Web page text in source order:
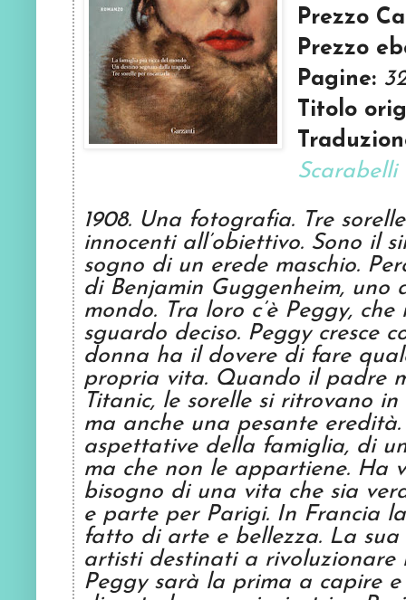
Prezzo
Prezzo
Pagine:
Titolo
Scarabelli
1908. Una fotografia. Tre
innocenti all’obiettivo. Sono il
sogno di un erede maschio.
di Benjamin Guggenheim, uno
mondo. Tra loro c’è Peggy,
sguardo deciso. Peggy cresce
donna ha il dovere di fare
propria vita. Quando il padre
Titanic, le sorelle si ritrovano
ma anche una pesante
aspettative della famiglia, di
ma che non le appartiene. Ha
bisogno di una vita che sia
e parte per Parigi. In Francia
fatto di arte e bellezza. La
artisti destinati a rivoluzionare
Peggy sarà la prima a capire